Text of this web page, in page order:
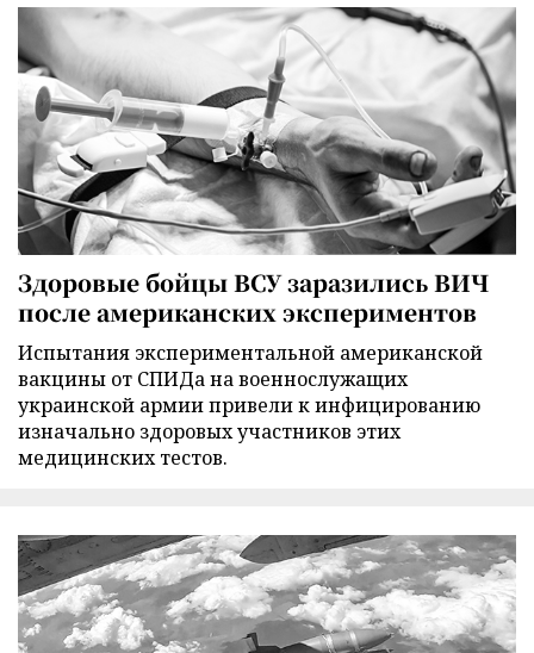
Здоровые бойцы ВСУ заразились ВИЧ
после американских экспериментов
Испытания экспериментальной американской
вакцины от СПИДа на военнослужащих
украинской армии привели к инфицированию
изначально здоровых участников этих
медицинских тестов.